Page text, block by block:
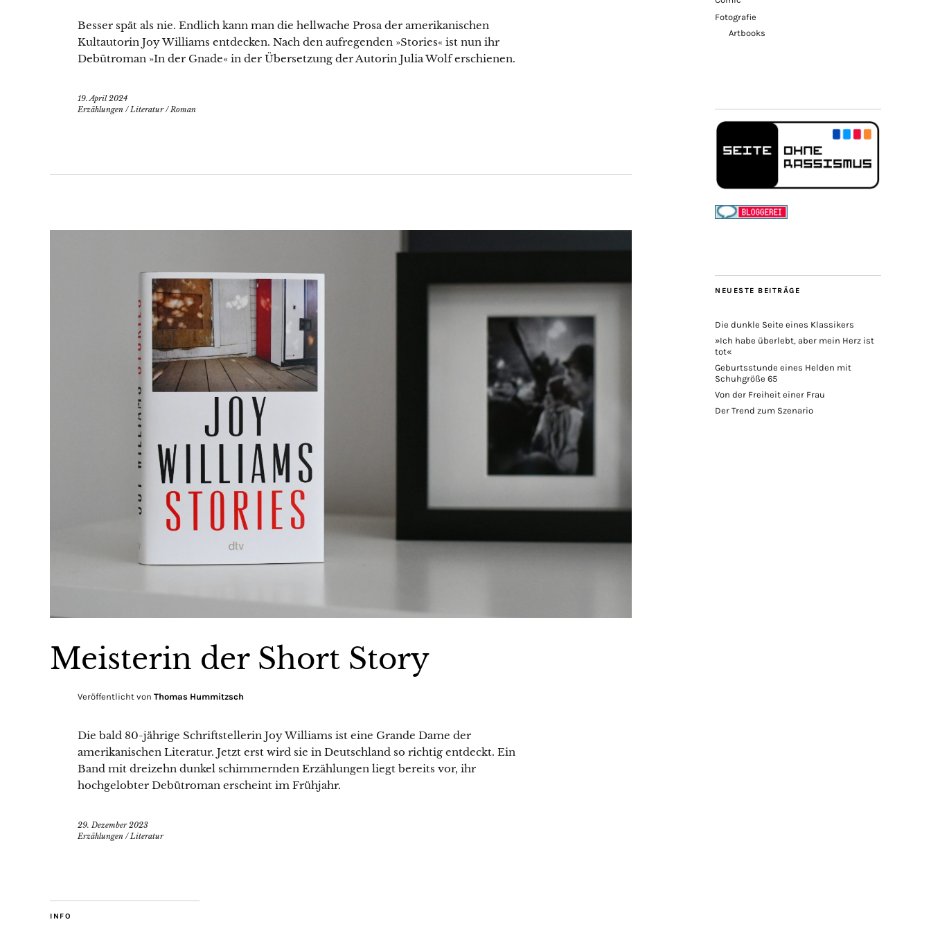
Besser spät als nie. Endlich kann man die hellwache Prosa der amerikanischen
Kultautorin Joy Williams entdecken. Nach den aufregenden »Stories« ist nun ihr
Debütroman »In der Gnade« in der Übersetzung der Autorin Julia Wolf erschienen.
19. April 2024
Erzählungen /Literatur/Roman
Meisterin der Short Story
Veröffentlicht von Thomas Hummitzsch
Die bald 80-jährige Schriftstellerin Joy Williams ist eine Grande Dame der
amerikanischen Literatur. Jetzt erst wird sie in Deutschland so richtig entdeckt. Ein
Band mit dreizehn dunkel schimmernden Erzählungen liegt bereits vor, ihr
hochgelobter Debütroman erscheint im Frühjahr.
29. Dezember 2023
Erzählungen /Literatur
Fotografie
Artbooks
NEUESTE BEITRÄGE
Die dunkle Seite eines Klassikers
»Ich habe überlebt, aber mein Herz ist
tot«
Geburtsstunde eines Helden mit
Schuhgröße 65
Von der Freiheit einer Frau
Der Trend zum Szenario
INFO